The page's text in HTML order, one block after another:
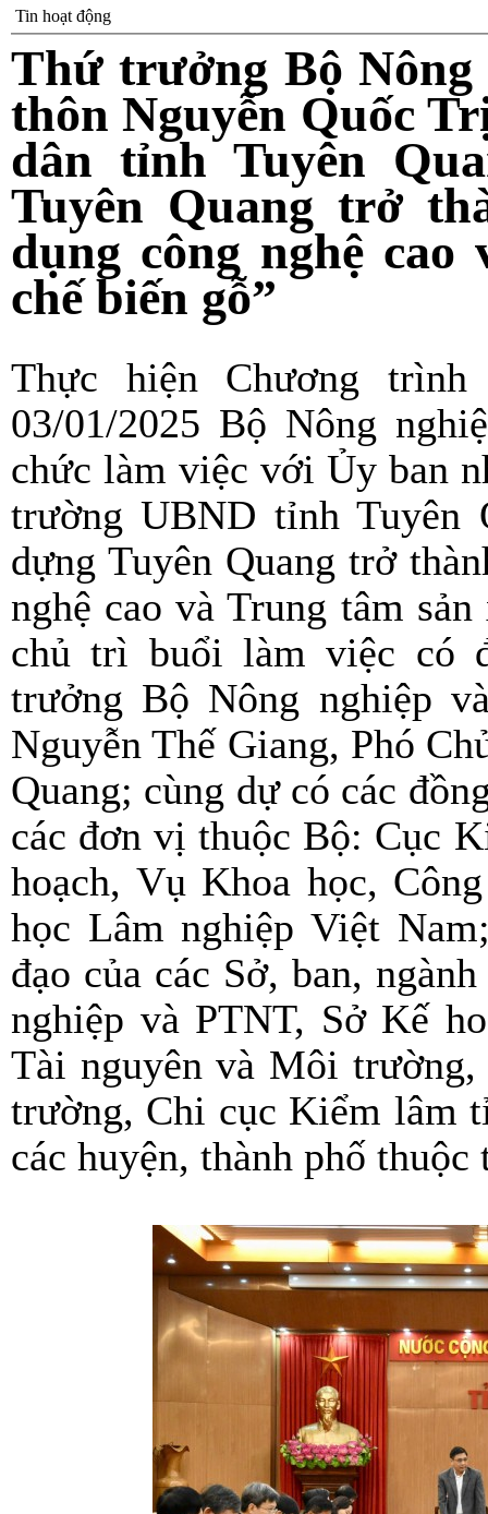
Tin hoạt động
Thứ trưởng Bộ Nông
thôn Nguyễn Quốc
dân tỉnh Tuyên
Tuyên Quang trở
dụng công nghệ
chế biến gỗ”
Thực hiện Chương trình
03/01/2025 Bộ Nông
chức làm việc với Ủy ban
trường UBND tỉnh Tuyên
dựng Tuyên Quang trở
nghệ cao và Trung tâm
chủ trì buổi làm việc có
trưởng Bộ Nông nghiệp
Nguyễn Thế Giang, Phó
Quang; cùng dự có các
các đơn vị thuộc Bộ: Cục
hoạch, Vụ Khoa học,
học Lâm nghiệp Việt
đạo của các Sở, ban,
nghiệp và PTNT, Sở Kế
Tài nguyên và Môi
trường, Chi cục Kiểm lâm
các huyện, thành phố